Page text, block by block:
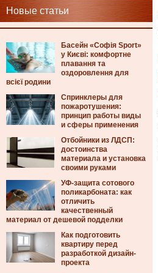
Новые статьи
Басейн «Софія Sport»
у Києві: комфортне
плавання та
оздоровлення для
всієї родини
Спринклеры для
пожаротушения:
принцип работы виды
и сферы применения
Отбойники из ЛДСП:
достоинства
материала и установка
своими руками
УФ-защита сотового
поликарбоната: как
отличить
качественный
материал от дешевой подделки
Как подготовить
квартиру перед
разработкой дизайн-
проекта